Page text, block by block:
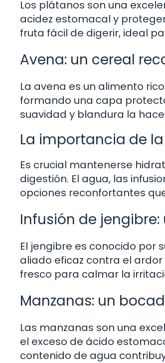
Los plátanos son una
acidez estomacal y
fruta fácil de digerir, ideal
Avena: un cereal
La avena es un alimento
formando una capa
suavidad y blandura la
La importancia de
Es crucial mantenerse
digestión. El agua, las
opciones reconfortantes
Infusión de
El jengibre es conocido por
aliado eficaz contra el
fresco para calmar la
Manzanas: un
Las manzanas son una
el exceso de ácido
contenido de agua